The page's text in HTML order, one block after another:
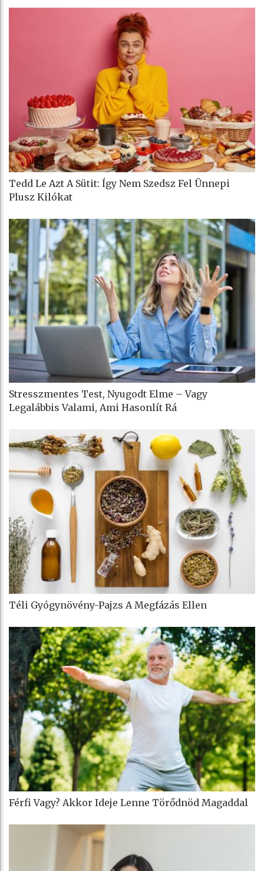
Tedd Le Azt A Sütit: Így Nem Szedsz Fel Ünnepi
Plusz Kilókat
Stresszmentes Test, Nyugodt Elme – Vagy
Legalábbis Valami, Ami Hasonlít Rá
Téli Gyógynövény-Pajzs A Megfázás Ellen
Férfi Vagy? Akkor Ideje Lenne Törődnöd Magaddal